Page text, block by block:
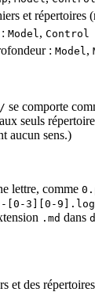
et répertoires
: Model, Control
: Model,
/ se comporte
seuls
aucun sens.)
lettre, comme
[0-3][0-9].log
.md dans
et des